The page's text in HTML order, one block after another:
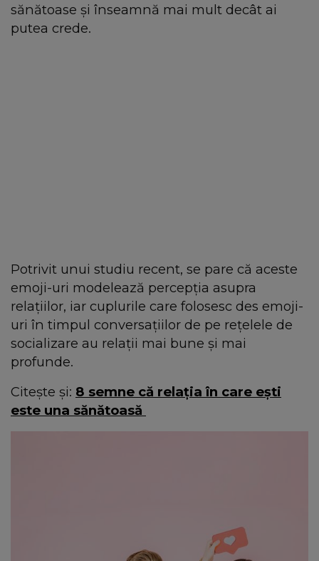
sănătoase și înseamnă mai mult decât ai
putea crede.
Potrivit unui studiu recent, se pare că aceste
emoji-uri modelează percepția asupra
relațiilor, iar cuplurile care folosesc des emoji-
uri în timpul conversațiilor de pe rețelele de
socializare au relații mai bune și mai
profunde.
Citește și: 8 semne că relația în care ești
este una sănătoasă